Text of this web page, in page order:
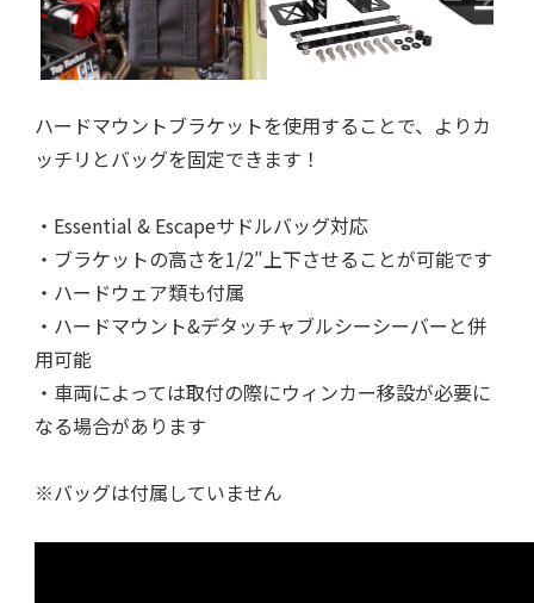
ハードマウントブラケットを使用することで、よりカ
ッチリとバッグを固定できます！
・Essential & Escapeサドルバッグ対応
・ブラケットの高さを1/2″上下させることが可能です
・ハードウェア類も付属
・ハードマウント&デタッチャブルシーシーバーと併
用可能
・車両によっては取付の際にウィンカー移設が必要に
なる場合があります
※バッグは付属していません